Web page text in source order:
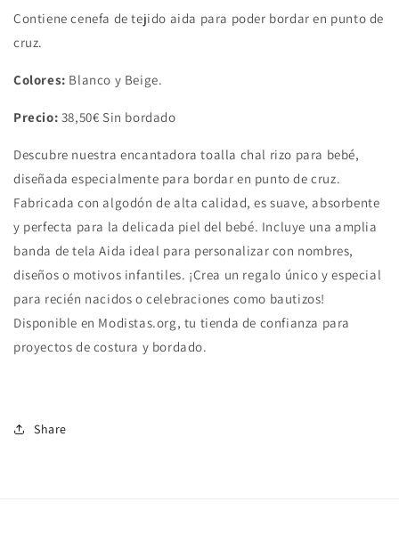
Contiene cenefa de tejido aida para poder bordar en punto de
cruz.
Colores: Blanco y Beige.
Precio: 38,50€ Sin bordado
Descubre nuestra encantadora toalla chal rizo para bebé,
diseñada especialmente para bordar en punto de cruz.
Fabricada con algodón de alta calidad, es suave, absorbente
y perfecta para la delicada piel del bebé. Incluye una amplia
banda de tela Aida ideal para personalizar con nombres,
diseños o motivos infantiles. ¡Crea un regalo único y especial
para recién nacidos o celebraciones como bautizos!
Disponible en Modistas.org, tu tienda de confianza para
proyectos de costura y bordado.
Share